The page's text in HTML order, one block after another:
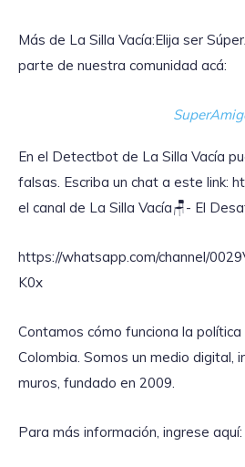
Más de La Silla Vacía:Elija ser
parte de nuestra comunidad acá:
En el Detectbot de La Silla Vacía
falsas. Escriba un chat a este link:
el canal de La Silla Vacía🪑- El
https://whatsapp.com/channel/
K0x
Contamos cómo funciona la
Colombia. Somos un medio digital,
muros, fundado en 2009.
Para más información, ingrese aquí: